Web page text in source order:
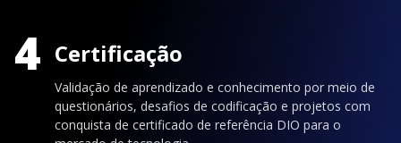
4 Certificação
Validação de aprendizado e conhecimento por meio de
questionários, desafios de codificação e projetos com
conquista de certificado de referência DIO para o